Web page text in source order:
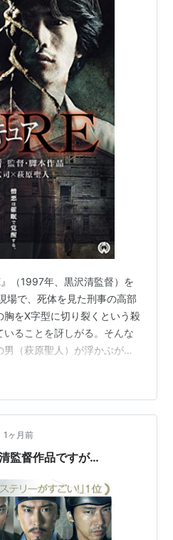
（1997年、黒沢清監督）を
場で、死体を見た刑事の高部
胸をX字型に切り裂くという殺
いることを訝しがる。そんな
（萩原聖人）が浮かぶが、
に有名になるきっかけにな
監督のオールタイム・ベス
たが、徐々に日常が非日常
長回しは現在と比べると生
の黒沢清の演出に圧倒され
1ヶ月前
監督作品ですが…